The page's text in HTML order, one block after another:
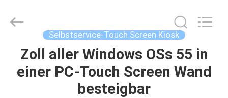
HAUS
Rights
Selbstservice-Touch Screen Kiosk
Zoll aller Windows OSs 55 in
einer PC-Touch Screen Wand
besteigbar